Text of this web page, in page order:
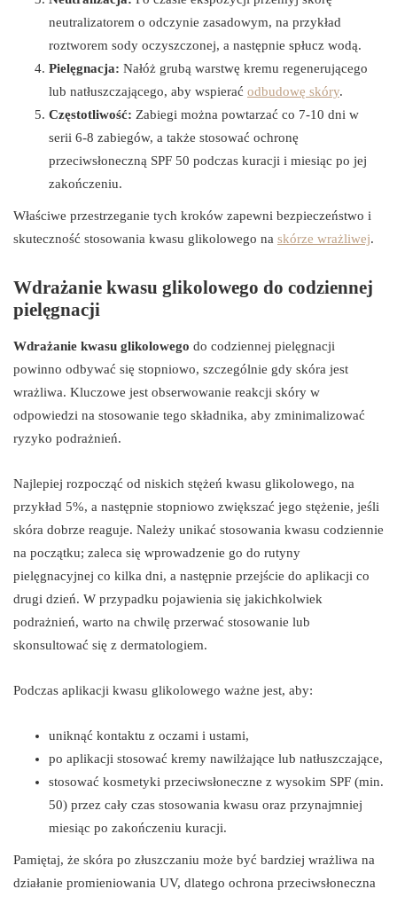
neutralizatorem o odczynie zasadowym, na przykład
roztworem sody oczyszczonej, a następnie spłucz wodą.
Pielęgnacja: Nałóż grubą warstwę kremu regenerującego
lub natłuszczającego, aby wspierać odbudowę skóry.
Częstotliwość: Zabiegi można powtarzać co 7-10 dni w
serii 6-8 zabiegów, a także stosować ochronę
przeciwsłoneczną SPF 50 podczas kuracji i miesiąc po jej
zakończeniu.
Właściwe przestrzeganie tych kroków zapewni bezpieczeństwo i
skuteczność stosowania kwasu glikolowego na skórze wrażliwej.
Wdrażanie kwasu glikolowego do codziennej
pielęgnacji
Wdrażanie kwasu glikolowego do codziennej pielęgnacji
powinno odbywać się stopniowo, szczególnie gdy skóra jest
wrażliwa. Kluczowe jest obserwowanie reakcji skóry w
odpowiedzi na stosowanie tego składnika, aby zminimalizować
ryzyko podrażnień.
Najlepiej rozpocząć od niskich stężeń kwasu glikolowego, na
przykład 5%, a następnie stopniowo zwiększać jego stężenie, jeśli
skóra dobrze reaguje. Należy unikać stosowania kwasu codziennie
na początku; zaleca się wprowadzenie go do rutyny
pielęgnacyjnej co kilka dni, a następnie przejście do aplikacji co
drugi dzień. W przypadku pojawienia się jakichkolwiek
podrażnień, warto na chwilę przerwać stosowanie lub
skonsultować się z dermatologiem.
Podczas aplikacji kwasu glikolowego ważne jest, aby:
uniknąć kontaktu z oczami i ustami,
po aplikacji stosować kremy nawilżające lub natłuszczające,
stosować kosmetyki przeciwsłoneczne z wysokim SPF (min.
50) przez cały czas stosowania kwasu oraz przynajmniej
miesiąc po zakończeniu kuracji.
Pamiętaj, że skóra po złuszczaniu może być bardziej wrażliwa na
działanie promieniowania UV, dlatego ochrona przeciwsłoneczna